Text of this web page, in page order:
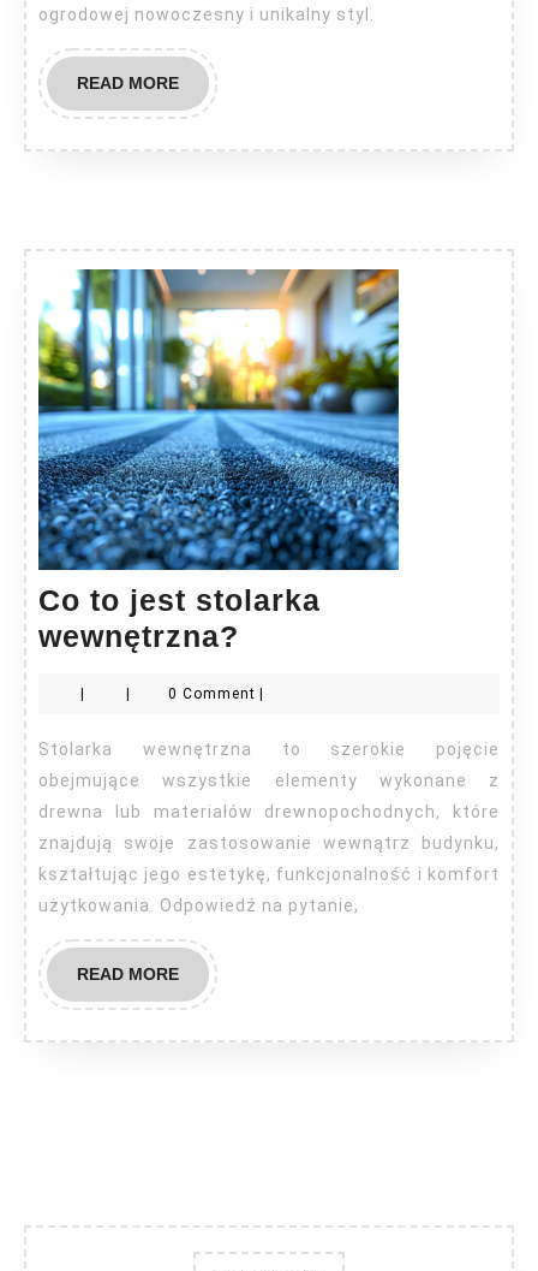
ogrodowej nowoczesny i unikalny styl.
READ MOREREAD
MORE
Co to jest stolarka
wewnętrzna?
jest
stolarka
wewnętrzna?
0 Comment
Stolarka wewnętrzna to szerokie pojęcie
obejmujące wszystkie elementy wykonane z
drewna lub materiałów drewnopochodnych, które
znajdują swoje zastosowanie wewnątrz budynku,
kształtując jego estetykę, funkcjonalność i komfort
użytkowania. Odpowiedź na pytanie,
READ MOREREAD
MORE